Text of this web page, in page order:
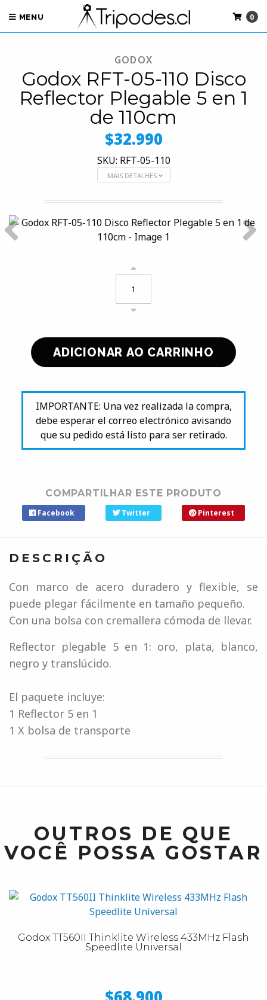
MENU 0
GODOX
Godox RFT-05-110 Disco
Reflector Plegable 5 en 1
de 110cm
$32.990
SKU: RFT-05-110
MAIS DETALHES
IMPORTANTE: Una vez realizada la compra,
debe esperar el correo electrónico avisando
que su pedido está listo para ser retirado.
COMPARTILHAR ESTE PRODUTO
Facebook Twitter Pinterest
DESCRIÇÃO
Con marco de acero duradero y flexible, se
puede plegar fácilmente en tamaño pequeño.
Con una bolsa con cremallera cómoda de llevar.
Reflector plegable 5 en 1: oro, plata, blanco,
negro y translúcido.
El paquete incluye:
1 Reflector 5 en 1
1 X bolsa de transporte
OUTROS DE QUE
VOCÊ POSSA GOSTAR
Godox TT560II Thinklite Wireless 433MHz Flash
Speedlite Universal